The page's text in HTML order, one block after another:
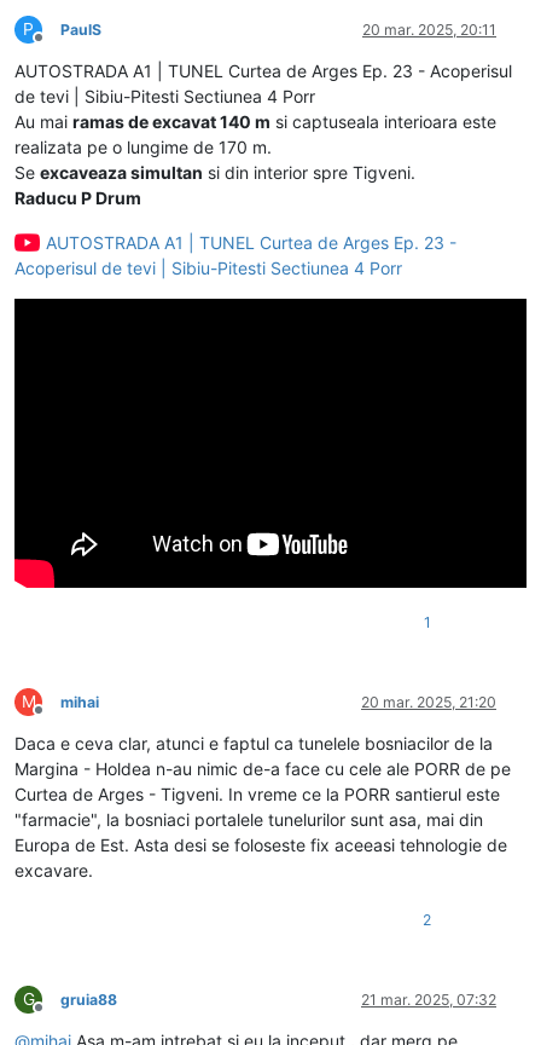
P
Deconectat
PaulS 20 mar. 2025, 20:11
AUTOSTRADA A1 | TUNEL Curtea de Arges Ep. 23 - Acoperisul
de tevi | Sibiu-Pitesti Sectiunea 4 Porr
Au mai ramas de excavat 140 m si captuseala interioara este
realizata pe o lungime de 170 m.
Se excaveaza simultan si din interior spre Tigveni.
Raducu P Drum
AUTOSTRADA A1 | TUNEL Curtea de Arges Ep. 23 -
Acoperisul de tevi | Sibiu-Pitesti Sectiunea 4 Porr
1
M
Deconectat
mihai 20 mar. 2025, 21:20
Daca e ceva clar, atunci e faptul ca tunelele bosniacilor de la
Margina - Holdea n-au nimic de-a face cu cele ale PORR de pe
Curtea de Arges - Tigveni. In vreme ce la PORR santierul este
"farmacie", la bosniaci portalele tunelurilor sunt asa, mai din
Europa de Est. Asta desi se foloseste fix aceeasi tehnologie de
excavare.
2
G
Deconectat
gruia88 21 mar. 2025, 07:32